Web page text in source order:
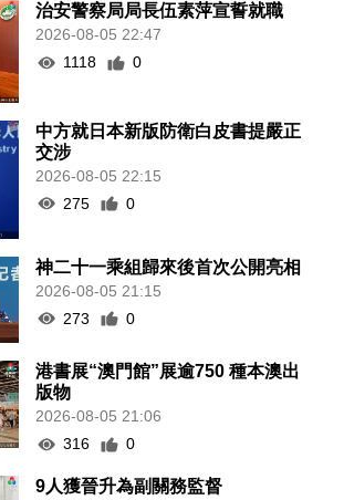
治安警察局局長伍素萍宣誓就職
2026-08-05 22:47
1118
0
中方就日本新版防衛白皮書提嚴正
交涉
2026-08-05 22:15
275
0
神二十一乘組歸來後首次公開亮相
2026-08-05 21:15
273
0
港書展“澳門館”展逾750 種本澳出
版物
2026-08-05 21:06
316
0
9人獲晉升為副關務監督